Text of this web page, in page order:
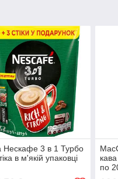
Нескафе 3 в 1 Турбо
в м'якій упаковці
по